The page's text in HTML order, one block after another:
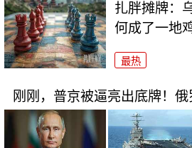
扎胖摊牌：
何成了一地
最热
刚刚，普京被逼亮出底牌！俄